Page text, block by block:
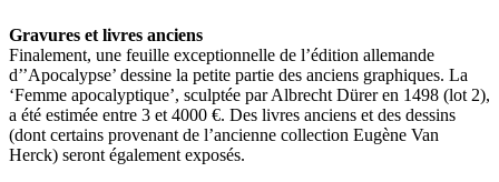
Gravures et livres anciens
Finalement, une feuille exceptionnelle de l’édition allemande
d’’Apocalypse’ dessine la petite partie des anciens graphiques. La
‘Femme apocalyptique’, sculptée par Albrecht Dürer en 1498 (lot 2),
a été estimée entre 3 et 4000 €. Des livres anciens et des dessins
(dont certains provenant de l’ancienne collection Eugène Van
Herck) seront également exposés.